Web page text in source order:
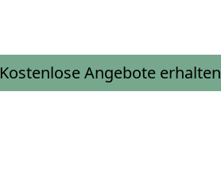
Kostenlose Angebote erhalten